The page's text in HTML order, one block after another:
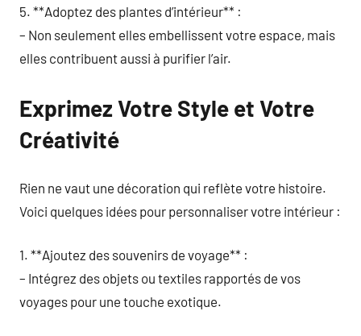
5. **Adoptez des plantes d’intérieur** :
– Non seulement elles embellissent votre espace, mais
elles contribuent aussi à purifier l’air.
Exprimez Votre Style et Votre
Créativité
Rien ne vaut une décoration qui reflète votre histoire.
Voici quelques idées pour personnaliser votre intérieur :
1. **Ajoutez des souvenirs de voyage** :
– Intégrez des objets ou textiles rapportés de vos
voyages pour une touche exotique.